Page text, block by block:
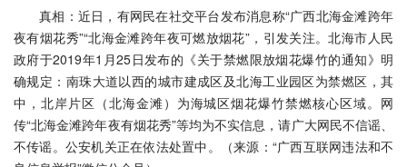
真相：近日，有网民在社交平台发布消息称“广西北海金滩跨年
夜有烟花秀”“北海金滩跨年夜可燃放烟花”，引发关注。北海市人民
政府于2019年1月25日发布的《关于禁燃限放烟花爆竹的通知》明
确规定：南珠大道以西的城市建成区及北海工业园区为禁燃区，其
中，北岸片区（北海金滩）为海城区烟花爆竹禁燃核心区域。网
传“北海金滩跨年夜有烟花秀”等均为不实信息，请广大网民不信谣、
不传谣。公安机关正在依法处置中。（来源：“广西互联网违法和不